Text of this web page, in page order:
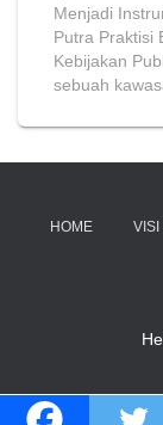
Menjadi
Putra Praktisi
Kebijakan
sebuah
HOME VISI